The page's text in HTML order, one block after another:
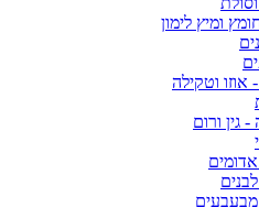
ומיץ לימון
אוזו וטקילה
- גין ורום
אדומים
לבנים
מבעבעים